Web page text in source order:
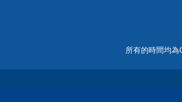
所有的時間均為